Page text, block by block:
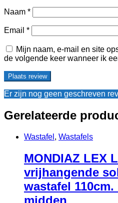
Naam *
Email *
Mijn naam, e-mail en site
de volgende keer wanneer ik
Er zijn nog geen geschreven
Gerelateerde
Wastafel , Wastafels
MONDIAZ LEX
vrijhangende
wastafel
midden